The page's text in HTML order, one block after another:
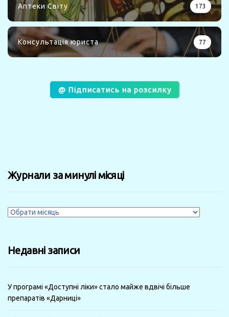
Аптеки Світу 173
Консультація юриста 77
@ Підписатись на розсилку
Журнали за минулі місяці
Журнали
місяці
Недавні записи
У програмі «Доступні ліки» стало майже вдвічі більше
препаратів «Дарниці»